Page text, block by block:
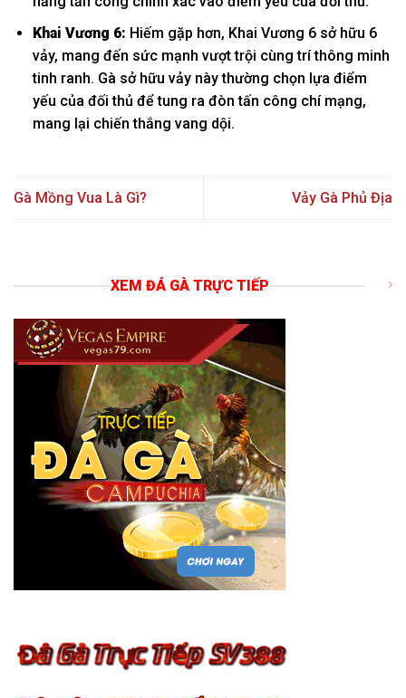
Khai Vương 6: Hiếm gặp hơn, Khai Vương 6 sở hữu 6
vảy, mang đến sức mạnh vượt trội cùng trí thông minh
tinh ranh. Gà sở hữu vảy này thường chọn lựa điểm
yếu của đối thủ để tung ra đòn tấn công chí mạng,
mang lại chiến thắng vang dội.
Gà Mồng Vua Là Gì? Vảy Gà Phủ Địa
XEM ĐÁ GÀ TRỰC TIẾP